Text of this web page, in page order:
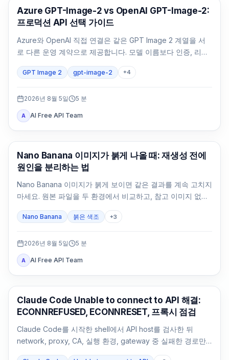
AI 이미지 생성
Azure GPT-Image-2 vs OpenAI GPT-Image-2:
프로덕션 API 선택 가이드
Azure와 OpenAI 직접 연결은 같은 GPT Image 2 계열을 서
로 다른 운영 계약으로 제공합니다. 모델 이름보다 인증, 리전,
GPT Image 2 gpt-image-2 +4
2026년 8월 5일 5 분
A AI Free API Team
AI 이미지 생성
Nano Banana 이미지가 붉게 나올 때: 재생성 전에
원인을 분리하는 법
Nano Banana 이미지가 붉게 보이면 같은 결과를 계속 고치지
마세요. 원본 파일을 두 환경에서 비교하고, 참고 이미지 없는
중립 기준을 만든 뒤 변수를 하나씩 되돌립니다.
Nano Banana 붉은 색조 +3
2026년 8월 5일 5 분
A AI Free API Team
Claude Code
Claude Code Unable to connect to API 해결:
ECONNREFUSED, ECONNRESET, 프록시 점검
Claude Code를 시작한 shell에서 API host를 검사한 뒤
network, proxy, CA, 실행 환경, gateway 중 실패한 경로만